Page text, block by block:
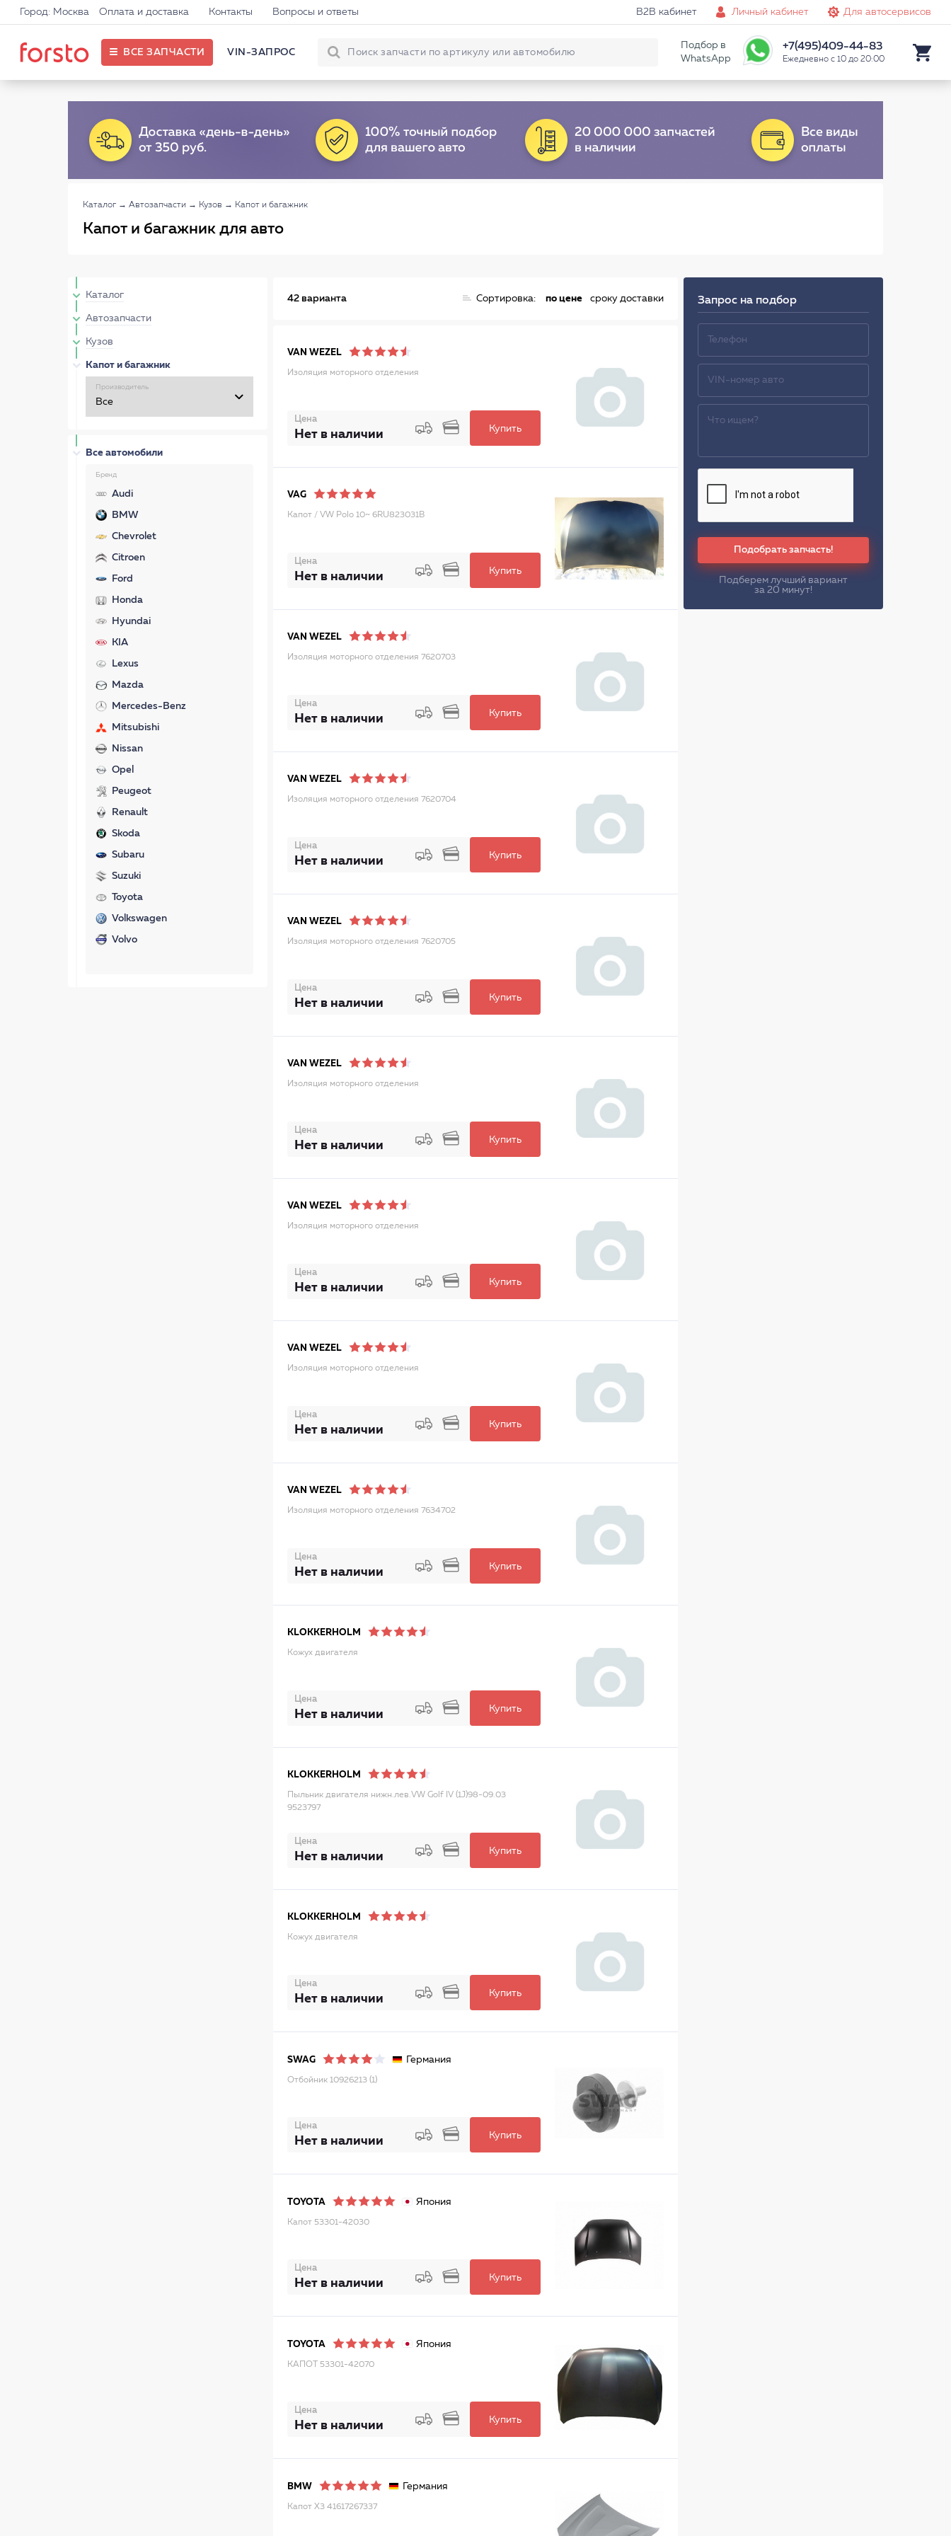
Город: Москва Оплата и доставка Контакты Вопросы и ответы B2B кабинет Личный кабинет Для автосервисов
ВСЕ ЗАПЧАСТИ VIN-ЗАПРОС
Подбор в
WhatsApp
+7(495)409-44-83
Ежедневно с 10 до 20:00
Каталог → Автозапчасти → Кузов → Капот и багажник
Капот и багажник для авто
Каталог
Автозапчасти
Кузов
Капот и багажник
Производитель
Все автомобили
Бренд
Audi
BMW
Chevrolet
Citroen
Ford
Honda
Hyundai
KIA
Lexus
Mazda
Mercedes-Benz
Mitsubishi
Nissan
Opel
Peugeot
Renault
Skoda
Subaru
Suzuki
Toyota
Volkswagen
Volvo
42 варианта Сортировка: по цене сроку доставки
VAN WEZEL
Изоляция моторного отделения
Цена
Нет в наличии Купить
VAG
Капот / VW Polo 10~ 6RU823031B
Цена
Нет в наличии Купить
VAN WEZEL
Изоляция моторного отделения 7620703
Цена
Нет в наличии Купить
VAN WEZEL
Изоляция моторного отделения 7620704
Цена
Нет в наличии Купить
VAN WEZEL
Изоляция моторного отделения 7620705
Цена
Нет в наличии Купить
VAN WEZEL
Изоляция моторного отделения
Цена
Нет в наличии Купить
VAN WEZEL
Изоляция моторного отделения
Цена
Нет в наличии Купить
VAN WEZEL
Изоляция моторного отделения
Цена
Нет в наличии Купить
VAN WEZEL
Изоляция моторного отделения 7634702
Цена
Нет в наличии Купить
KLOKKERHOLM
Кожух двигателя
Цена
Нет в наличии Купить
KLOKKERHOLM
Пыльник двигателя нижн.лев.VW Golf IV (1J)98-09.03
9523797
Цена
Нет в наличии Купить
KLOKKERHOLM
Кожух двигателя
Цена
Нет в наличии Купить
SWAG Германия
Отбойник 10926213 (1)
Цена
Нет в наличии Купить
TOYOTA Япония
Капот 53301-42030
Цена
Нет в наличии Купить
TOYOTA Япония
КАПОТ 53301-42070
Цена
Нет в наличии Купить
BMW Германия
Капот Х3 41617267337
Запрос на подбор
Подобрать запчасть!
Подберем лучший вариант
за 20 минут!